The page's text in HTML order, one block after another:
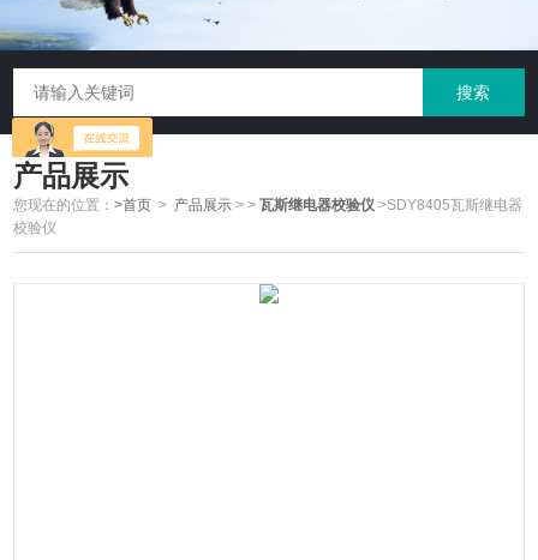
产品展示
您现在的位置：>首页 > 产品展示 >>瓦斯继电器校验仪 >SDY8405瓦斯继电器
校验仪